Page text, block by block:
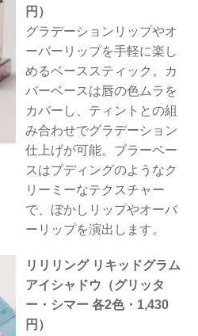
円）
グラデーションリップやオ
ーバーリップを手軽に楽し
めるベーススティック。カ
バーベースは唇の色ムラを
カバーし、ティントとの組
み合わせでグラデーション
仕上げが可能。ブラーベー
スはプディングのようなク
リーミーなテクスチャー
で、ぼかしリップやオーバ
ーリップを演出します。
リリリング リキッドグラム
アイシャドウ（グリッタ
ー・シマー 各2色・1,430
円）